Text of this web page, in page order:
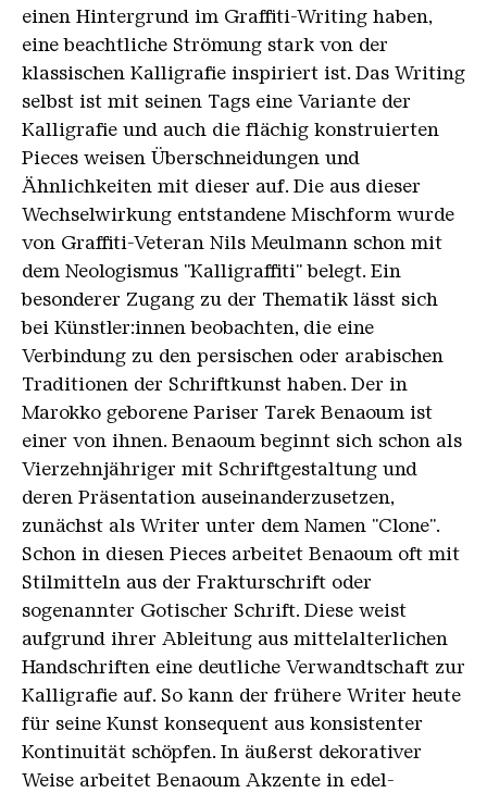
einen Hintergrund im Graffiti-Writing haben,
eine beachtliche Strömung stark von der
klassischen Kalligrafie inspiriert ist. Das Writing
selbst ist mit seinen Tags eine Variante der
Kalligrafie und auch die flächig konstruierten
Pieces weisen Überschneidungen und
Ähnlichkeiten mit dieser auf. Die aus dieser
Wechselwirkung entstandene Mischform wurde
von Graffiti-Veteran Nils Meulmann schon mit
dem Neologismus "Kalligraffiti" belegt. Ein
besonderer Zugang zu der Thematik lässt sich
bei Künstler:innen beobachten, die eine
Verbindung zu den persischen oder arabischen
Traditionen der Schriftkunst haben. Der in
Marokko geborene Pariser Tarek Benaoum ist
einer von ihnen. Benaoum beginnt sich schon als
Vierzehnjähriger mit Schriftgestaltung und
deren Präsentation auseinanderzusetzen,
zunächst als Writer unter dem Namen "Clone".
Schon in diesen Pieces arbeitet Benaoum oft mit
Stilmitteln aus der Frakturschrift oder
sogenannter Gotischer Schrift. Diese weist
aufgrund ihrer Ableitung aus mittelalterlichen
Handschriften eine deutliche Verwandtschaft zur
Kalligrafie auf. So kann der frühere Writer heute
für seine Kunst konsequent aus konsistenter
Kontinuität schöpfen. In äußerst dekorativer
Weise arbeitet Benaoum Akzente in edel-